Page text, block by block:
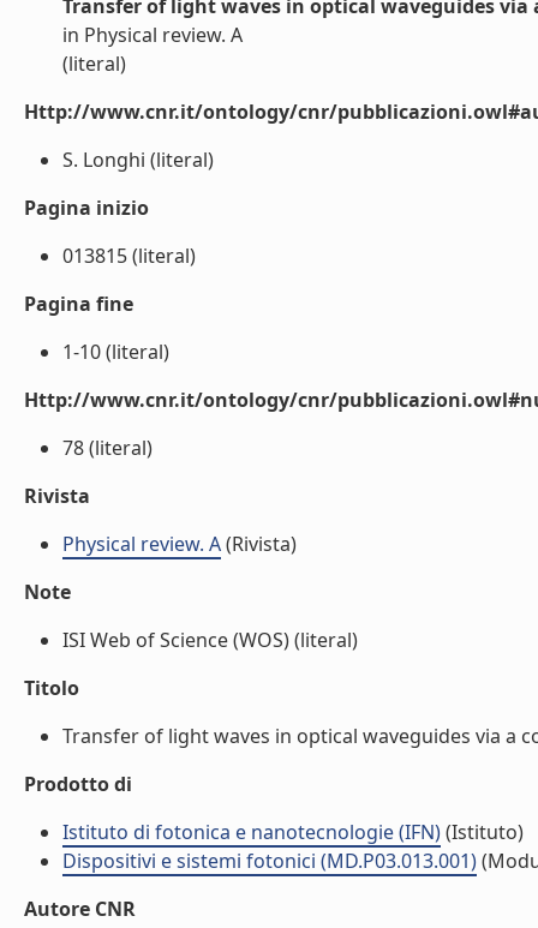
Transfer of light waves in optical waveguides
in Physical review. A
(literal)
Http://www.cnr.it/ontology/cnr/
S. Longhi (literal)
Pagina inizio
013815 (literal)
Pagina fine
1-10 (literal)
Http://www.cnr.it/ontology/cnr/
78 (literal)
Rivista
Physical review. A(Rivista)
Note
ISI Web of Science (WOS) (literal)
Titolo
Transfer of light waves in optical waveguides via a
Prodotto di
Istituto di fotonica e nanotecnologie (IFN)(Istituto)
Dispositivi e sistemi fotonici (MD.P03.013.001)
Autore CNR